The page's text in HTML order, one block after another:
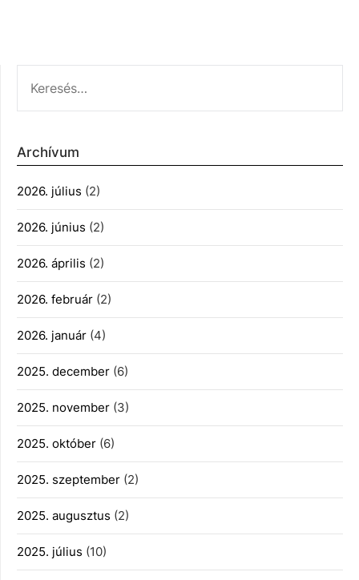
Archívum
2026. július (2)
2026. június (2)
2026. április (2)
2026. február (2)
2026. január (4)
2025. december (6)
2025. november (3)
2025. október (6)
2025. szeptember (2)
2025. augusztus (2)
2025. július (10)